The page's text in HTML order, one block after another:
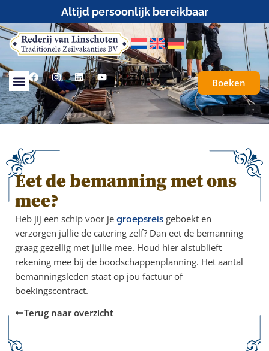
Altijd persoonlijk bereikbaar
Boeken
Eet de bemanning met ons
mee?
Heb jij een schip voor je groepsreis geboekt en
verzorgen jullie de catering zelf? Dan eet de bemanning
graag gezellig met jullie mee. Houd hier alstublieft
rekening mee bij de boodschappenplanning. Het aantal
bemanningsleden staat op jou factuur of
boekingscontract.
Terug naar overzicht